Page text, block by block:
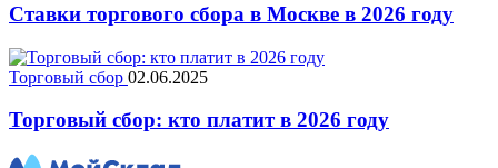
Ставки торгового сбора в Москве в 2026 году
Торговый сбор 02.06.2025
Торговый сбор: кто платит в 2026 году